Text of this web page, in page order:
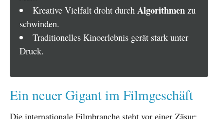
Kreative Vielfalt droht durch Algorithmen zu
schwinden.
Traditionelles Kinoerlebnis gerät stark unter
Druck.
Ein neuer Gigant im Filmgeschäft
Die internationale Filmbranche steht vor einer Zäsur: